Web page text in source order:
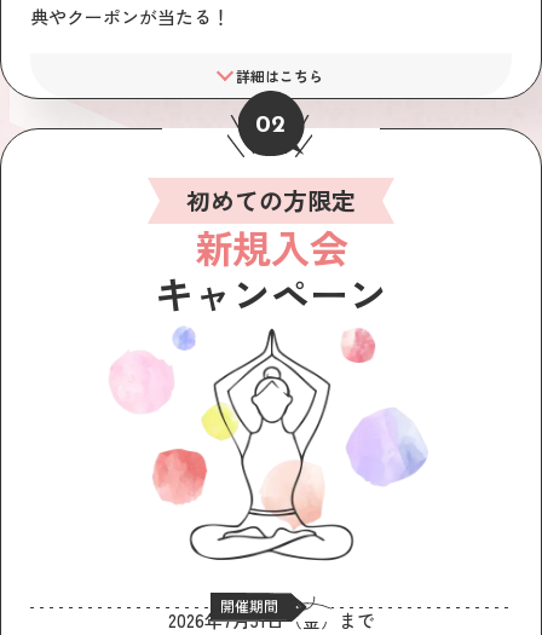
典やクーポンが当たる！
詳細はこちら
02
初めての方限定
新規入会
キャンペーン
2026年7月31日（金）まで